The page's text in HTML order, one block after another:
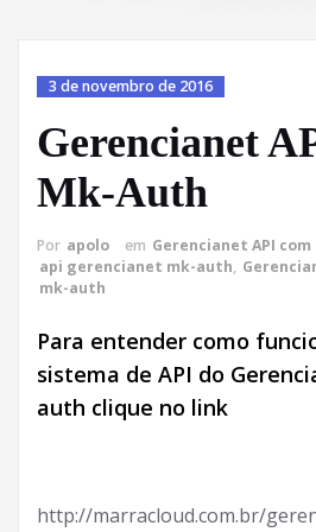
3 de novembro de 2016
Gerencianet
Mk-Auth
Por apolo em Gerencianet API
api gerencianet mk-auth,
mk-auth
Para entender como
sistema de API do
auth clique no link
http://marracloud.com.br/